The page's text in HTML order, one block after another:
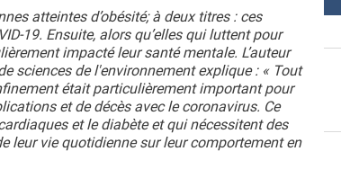
atteintes d’obésité; à deux titres : ces
19. Ensuite, alors qu’elles qui luttent pour
impacté leur santé mentale. L’auteur
sciences de l'environnement explique : « Tout
était particulièrement important pour
et de décès avec le coronavirus. Ce
et le diabète et qui nécessitent des
leur vie quotidienne sur leur comportement en